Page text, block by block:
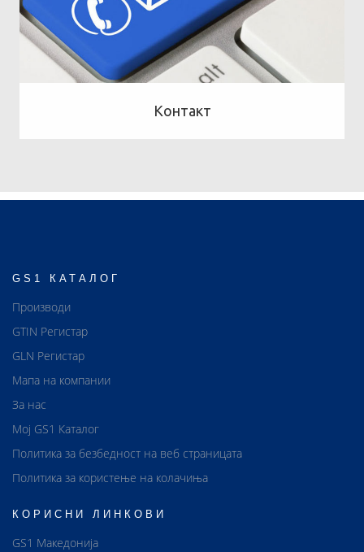
Контакт
GS1 КАТАЛОГ
Производи
GTIN Регистар
GLN Регистар
Мапа на компании
За нас
Мој GS1 Каталог
Политика за безбедност на веб страницата
Политика за користење на колачиња
КОРИСНИ ЛИНКОВИ
GS1 Македонија